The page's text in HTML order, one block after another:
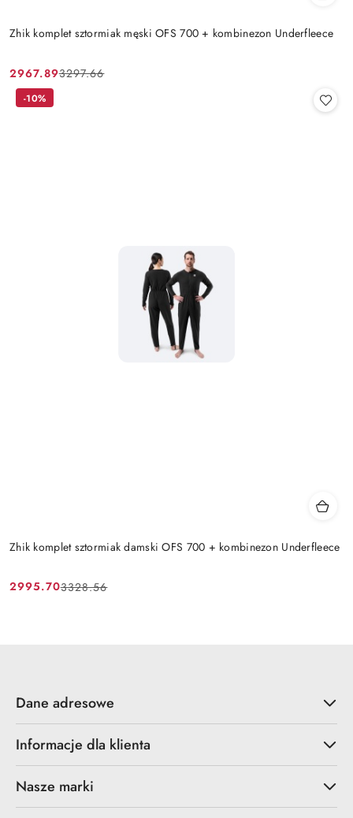
Zhik komplet sztormiak męski OFS 700 + kombinezon Underfleece
Cena
promocyjna:
2967.89
Cena
przed
3297.66
Zhik komplet sztormiak damski OFS 700 + kombinezon Underfleece
Cena
2995.70
Cena
3328.56
-10%
Dane adresowe
Informacje dla klienta
Nasze marki